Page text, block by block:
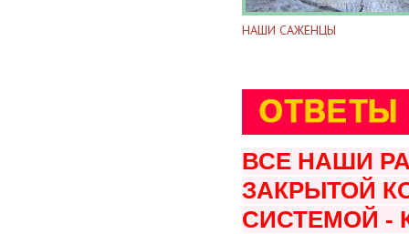
НАШИ САЖЕНЦЫ
ВСЕ НАШИ
ЗАКРЫТОЙ
СИСТЕМОЙ -